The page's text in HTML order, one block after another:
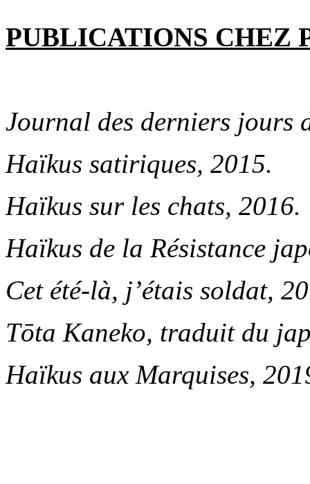
PUBLICATIONS CHEZ
Journal des derniers jours
Haïkus satiriques, 2015.
Haïkus sur les chats, 2016.
Haïkus de la Résistance
Cet été-là, j’étais soldat,
Tōta Kaneko, traduit du
Haïkus aux Marquises,